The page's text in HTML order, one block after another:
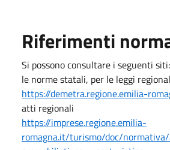
Riferimenti
Si possono consultare i seguenti
le norme statali, per le leggi
https://demetra.regione.emilia-
atti regionali
https://imprese.regione.emilia-
romagna.it/turismo/doc/